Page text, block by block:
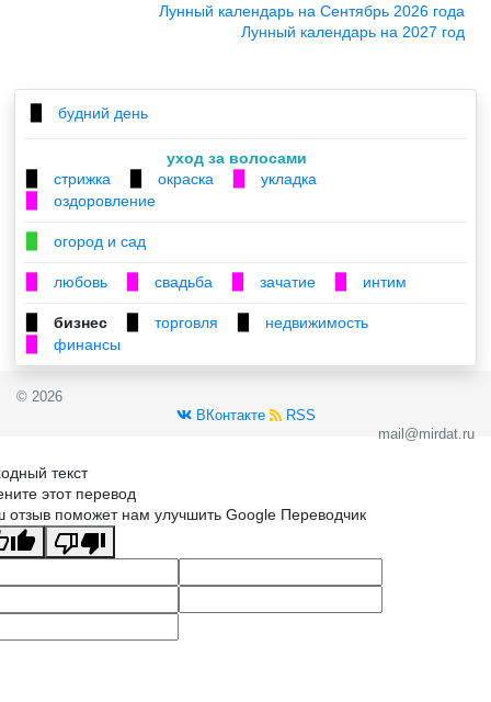
Лунный календарь на Сентябрь 2026 года
Лунный календарь на 2027 год
будний день
уход за волосами
стрижка окраска укладка
оздоровление
огород и сад
любовь свадьба зачатие интим
бизнес торговля недвижимость
финансы
© 2026
ВКонтакте
RSS
mail@mirdat.ru
текст
этот перевод
отзыв поможет нам улучшить Google Переводчик